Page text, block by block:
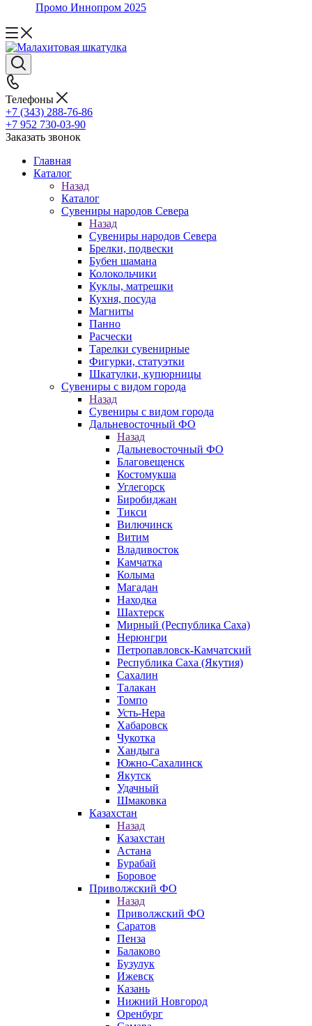
Промо Иннопром 2025
Телефоны
+7 (343) 288-76-86
+7 952 730-03-90
Заказать звонок
Главная
Каталог
Назад
Каталог
Сувениры народов Севера
Назад
Сувениры народов Севера
Брелки, подвески
Бубен шамана
Колокольчики
Куклы, матрешки
Кухня, посуда
Магниты
Панно
Расчески
Тарелки сувенирные
Фигурки, статуэтки
Шкатулки, купюрницы
Сувениры с видом города
Назад
Сувениры с видом города
Дальневосточный ФО
Назад
Дальневосточный ФО
Благовещенск
Костомукша
Углегорск
Биробиджан
Тикси
Вилючинск
Витим
Владивосток
Камчатка
Колыма
Магадан
Находка
Шахтерск
Мирный (Республика Саха)
Нерюнгри
Петропавловск-Камчатский
Республика Саха (Якутия)
Сахалин
Талакан
Томпо
Усть-Нера
Хабаровск
Чукотка
Хандыга
Южно-Сахалинск
Якутск
Удачный
Шмаковка
Казахстан
Назад
Казахстан
Астана
Бурабай
Боровое
Приволжский ФО
Назад
Приволжский ФО
Саратов
Пенза
Балаково
Бузулук
Ижевск
Казань
Нижний Новгород
Оренбург